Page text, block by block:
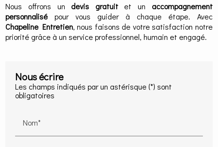
Nous offrons undevis gratuitet un accompagnement
personnalisé pour vous guider à chaque étape. Avec
Chapeline Entretien, nous faisons de votre satisfaction notre
priorité grâce à un service professionnel, humain et engagé.
Nous écrire
Les champs indiqués par un astérisque (*) sont
obligatoires
Nom*